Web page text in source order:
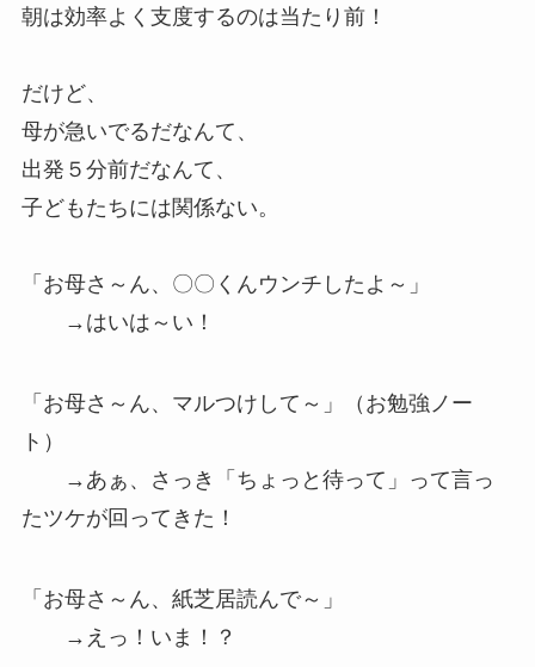
朝は効率よく支度するのは当たり前！
だけど、
母が急いでるだなんて、
出発５分前だなんて、
子どもたちには関係ない。
「お母さ～ん、〇〇くんウンチしたよ～」
→はいは～い！
「お母さ～ん、マルつけして～」（お勉強ノー
ト）
→あぁ、さっき「ちょっと待って」って言っ
たツケが回ってきた！
「お母さ～ん、紙芝居読んで～」
→えっ！いま！？